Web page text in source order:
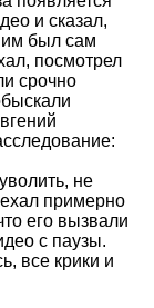
и сказал,
им был сам
посмотрел
срочно
не
примерно
его вызвали
с паузы.
все крики и